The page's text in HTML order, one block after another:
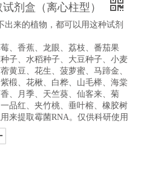
剂盒（离心柱型）
来的植物，都可以用这种试剂
、香蕉、龙眼、荔枝、番茄果
子、水稻种子、大豆种子、小麦
黄豆、花生、菠萝蜜、马蹄金、
椴、花楸、白桦、山毛榉、海棠
、月季、天竺葵、仙客来、菊
品红、夹竹桃、垂叶榕、橡胶树
来提取霉菌RNA。仅供科研使用